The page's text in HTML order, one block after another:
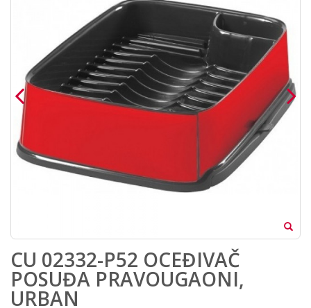
CU 02332-P52 OCEĐIVAČ
POSUĐA PRAVOUGAONI,
URBAN